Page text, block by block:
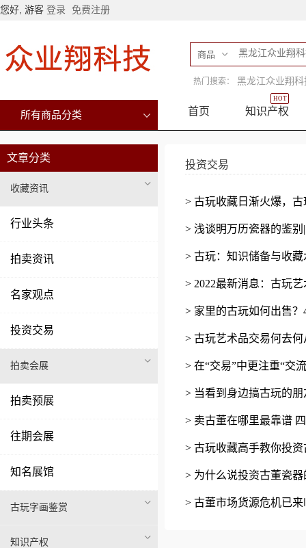
您好, 游客 登录 免费注册
商品
热门搜索： 黑龙江众业翔
所有商品分类 首页 知识产权
HOT
文章分类
收藏资讯
行业头条
拍卖资讯
名家观点
投资交易
拍卖会展
拍卖预展
往期会展
知名展馆
古玩字画鉴赏
知识产权
投资交易
> 古玩收藏日渐火爆，
> 浅谈明万历瓷器的鉴
> 古玩：知识储备与收
> 2022最新消息：古玩
> 家里的古玩如何出售
> 古玩艺术品交易何去
> 在“交易”中更注重“交
> 当看到身边搞古玩的
> 卖古董在哪里最靠谱
> 古玩收藏高手教你投
> 为什么说投资古董瓷
> 古董市场货源危机已